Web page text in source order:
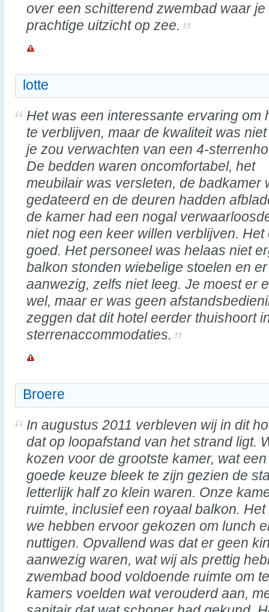
over een schitterend zwembad waar
prachtige uitzicht op zee.
lotte
Het was een interessante ervaring om
te verblijven, maar de kwaliteit was
je zou verwachten van een 4-
De bedden waren oncomfortabel, het
meubilair was versleten, de badkamer
gedateerd en de deuren hadden
de kamer had een nogal
niet nog een keer willen verblijven.
goed. Het personeel was helaas niet
balkon stonden wiebelige stoelen en
aanwezig, zelfs niet leeg. Je moest er
wel, maar er was geen
zeggen dat dit hotel eerder thuishoort
sterrenaccommodaties.
Broere
In augustus 2011 verbleven wij in dit
dat op loopafstand van het strand ligt.
kozen voor de grootste kamer, wat een
goede keuze bleek te zijn gezien de
letterlijk half zo klein waren. Onze
ruimte, inclusief een royaal balkon.
we hebben ervoor gekozen om lunch
nuttigen. Opvallend was dat er geen
aanwezig waren, wat wij als prettig
zwembad bood voldoende ruimte om
kamers voelden wat verouderd aan,